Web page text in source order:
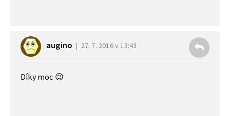
augino 27. 7. 2016 v 13:43
Díky moc 😉